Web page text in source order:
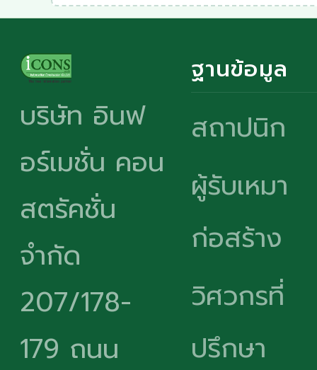
บริษัท อินฟ
อร์เมชั่น คอน
สตรัคชั่น
จำกัด
207/178-
179 ถนน
ฐานข้อมูล
สถาปนิก
ผู้รับเหมา
ก่อสร้าง
วิศวกรที่
ปรึกษา